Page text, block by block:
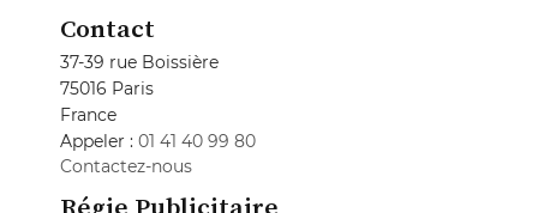
Contact
37-39 rue Boissière
75016 Paris
France
Appeler : 01 41 40 99 80
Contactez-nous